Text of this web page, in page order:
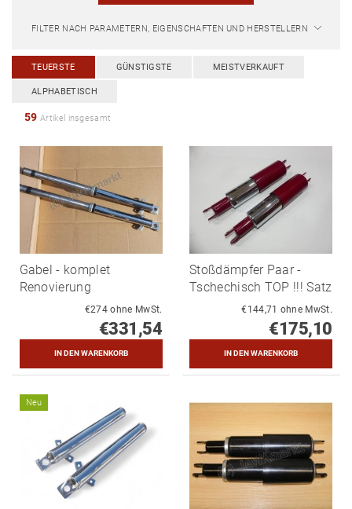
FILTER NACH PARAMETERN, EIGENSCHAFTEN UND HERSTELLERN
TEUERSTE GÜNSTIGSTE MEISTVERKAUFT
ALPHABETISCH
59 Artikel insgesamt
Gabel - komplet
Renovierung
€274 ohne MwSt.
€331,54
Stoßdämpfer Paar -
Tschechisch TOP !!! Satz
€144,71 ohne MwSt.
€175,10
Neu